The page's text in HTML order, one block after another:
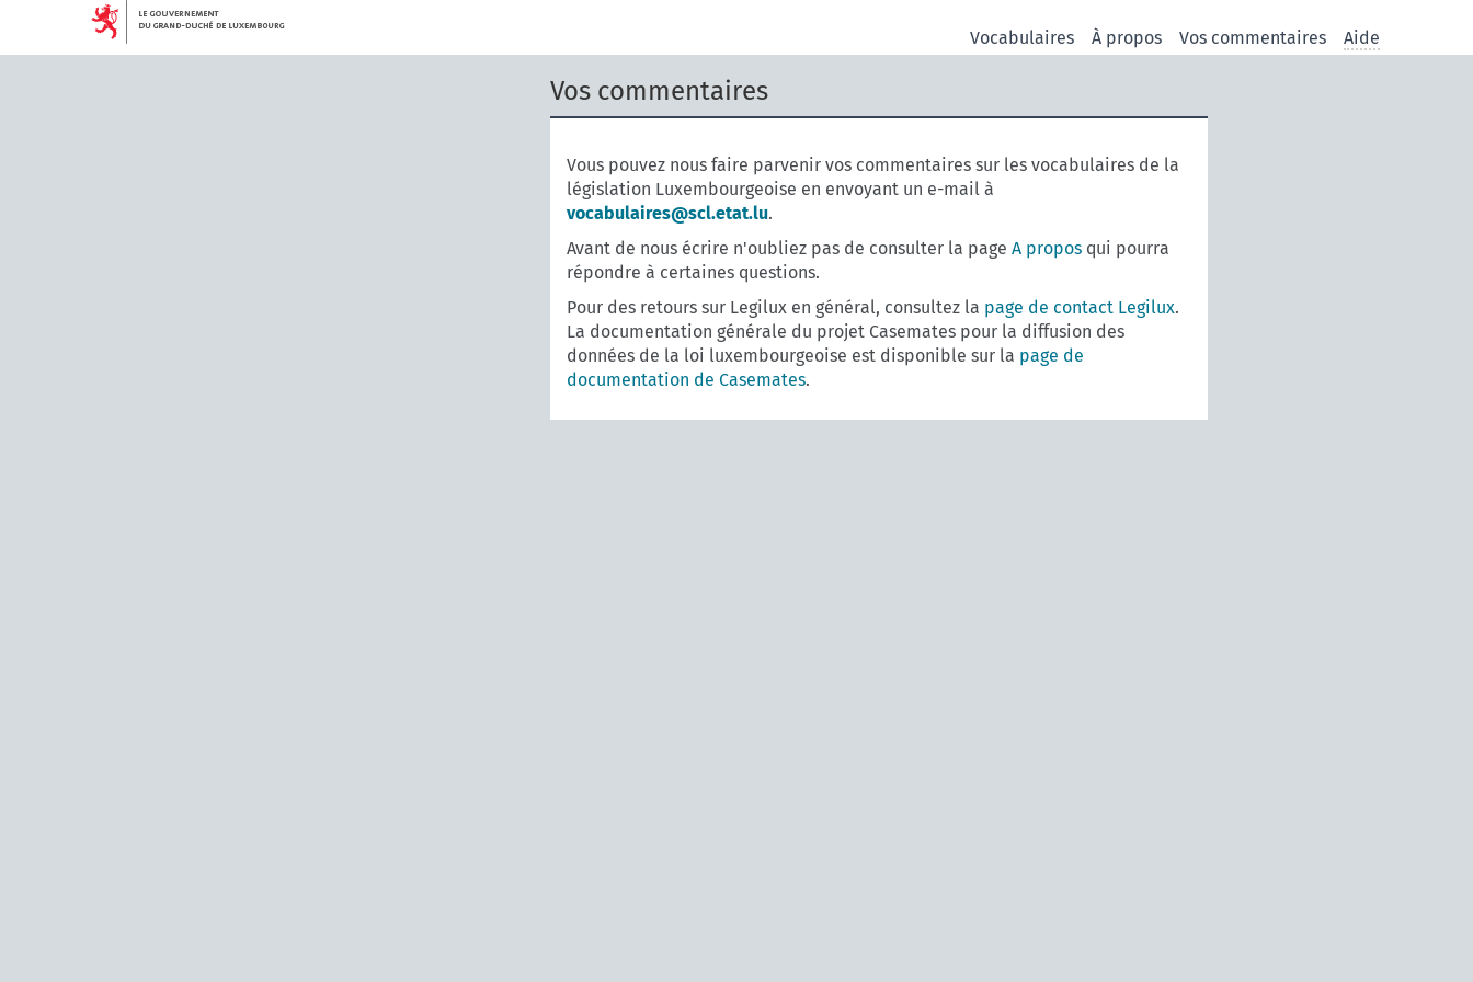
Vocabulaires À propos Vos commentaires Aide
Vos commentaires
Vous pouvez nous faire parvenir vos commentaires sur les vocabulaires de la
législation Luxembourgeoise en envoyant un e-mail à
vocabulaires@scl.etat.lu.
Avant de nous écrire n'oubliez pas de consulter la page A propos qui pourra
répondre à certaines questions.
Pour des retours sur Legilux en général, consultez la page de contact Legilux.
La documentation générale du projet Casemates pour la diffusion des
données de la loi luxembourgeoise est disponible sur la page de
documentation de Casemates.